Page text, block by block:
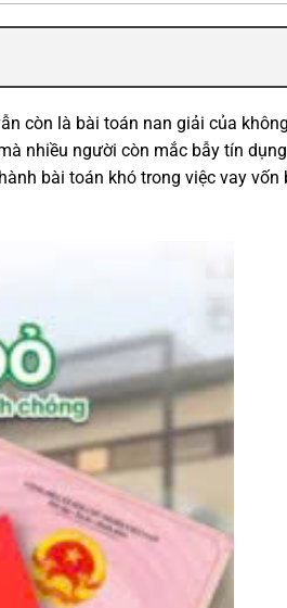
còn là bài toán nan giải của
nhiều người còn mắc bẫy tín
bài toán khó trong việc vay vốn